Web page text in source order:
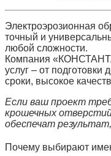
Электроэрозионная
точный и
любой сложности.
Компания
услуг – от подготовки
сроки, высокое
Если ваш проект
крошечных
обеспечат
Почему выбирают